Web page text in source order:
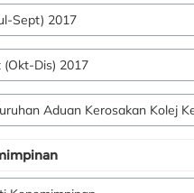
Sept) 2017
Dis) 2017
Aduan Kerosakan Kolej